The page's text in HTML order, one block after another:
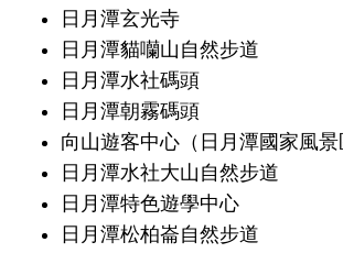
日月潭玄光寺
日月潭貓囒山自然步道
日月潭水社碼頭
日月潭朝霧碼頭
向山遊客中心（日月潭國家風景
日月潭水社大山自然步道
日月潭特色遊學中心
日月潭松柏崙自然步道